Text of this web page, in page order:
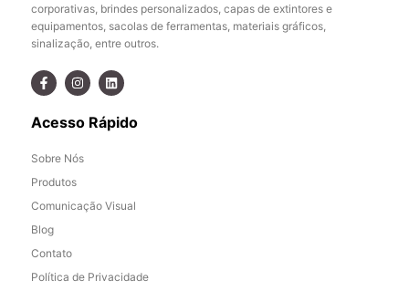
corporativas, brindes personalizados, capas de extintores e
equipamentos, sacolas de ferramentas, materiais gráficos,
sinalização, entre outros.
Acesso Rápido
Sobre Nós
Produtos
Comunicação Visual
Blog
Contato
Política de Privacidade